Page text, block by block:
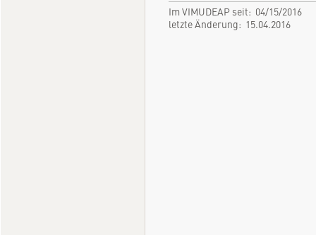
Im VIMUDEAP seit: 04/15/2016
letzte Änderung: 15.04.2016